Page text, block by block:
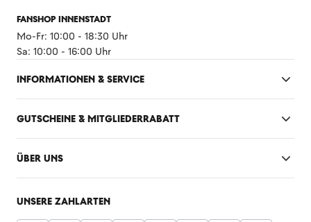
FANSHOP INNENSTADT
Mo-Fr: 10:00 - 18:30 Uhr
Sa: 10:00 - 16:00 Uhr
INFORMATIONEN & SERVICE
GUTSCHEINE & MITGLIEDERRABATT
ÜBER UNS
UNSERE ZAHLARTEN